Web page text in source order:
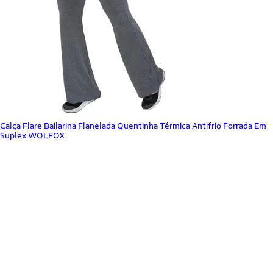
Calça Flare Bailarina Flanelada Quentinha Térmica Antifrio Forrada Em
Suplex WOLFOX